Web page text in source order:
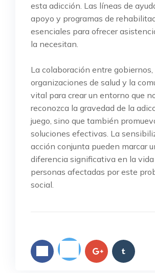
esta adicción. Las líneas de
apoyo y programas de
esenciales para ofrecer
la necesitan.
La colaboración entre gobiernos,
organizaciones de salud y la
vital para crear un entorno que
reconozca la gravedad de la
juego, sino que también
soluciones efectivas. La
acción conjunta pueden marcar
diferencia significativa en la vida
personas afectadas por este
social.